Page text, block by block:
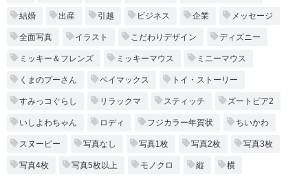
結婚 出産 引越 ビジネス 企業 メッセージ
全面写真 イラスト こだわりデザイン ディズニー
ミッキー＆フレンズ ミッキーマウス ミニーマウス
くまのプーさん ベイマックス トイ・ストーリー
すみっコぐらし リラックマ スティッチ ズートピア2
いしよわちゃん ロディ フジカラー年賀状 ちいかわ
スヌーピー 写真なし 写真1枚 写真2枚 写真3枚
写真4枚 写真5枚以上 モノクロ 縦 横